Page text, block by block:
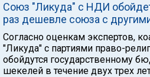
Союз "Ликуда" с НДИ
раз дешевле союза с
Согласно оценкам экспертов,
"Ликуда" с партиями право-
обойдутся государственному
шекелей в течение двух трех